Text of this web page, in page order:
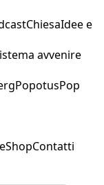
ChiesaIdee e
avvenire
PopotusPop
ShopContatti